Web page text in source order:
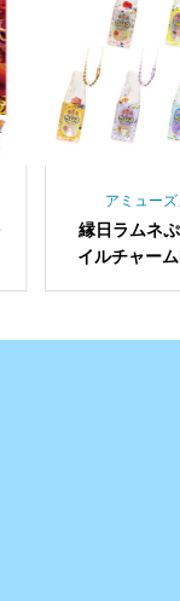
アミュー
縁日ラムネ
イルチャー